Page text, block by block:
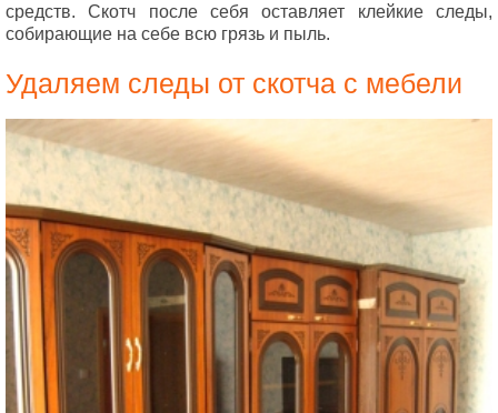
средств. Скотч после себя оставляет клейкие следы,
собирающие на себе всю грязь и пыль.
Удаляем следы от скотча с мебели